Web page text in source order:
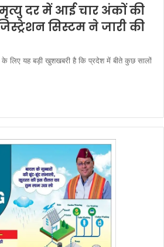
दर में आई चार अंकों की
सिस्टम ने जारी की
के लिए यह बड़ी खुशखबरी है कि प्रदेश में बीते कुछ सालों